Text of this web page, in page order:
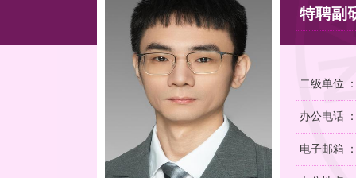
特聘副
二级单位
办公电话 ：
电子邮箱